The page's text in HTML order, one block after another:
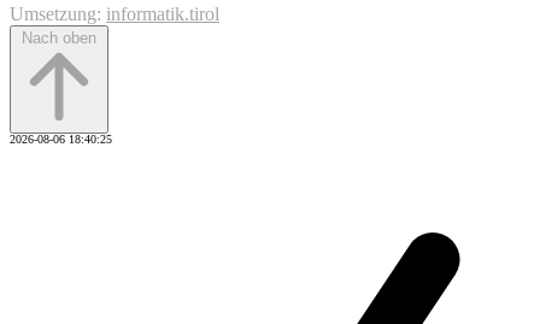
Umsetzung: informatik.tirol
Nach oben
2026-08-06 18:40:25